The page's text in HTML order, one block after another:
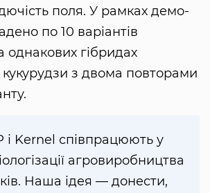
поля. У рамках демо-
по 10 варіантів
однакових гібридах
з двома повторами
Kernel співпрацюють у
агровиробництва
Наша ідея — донести,